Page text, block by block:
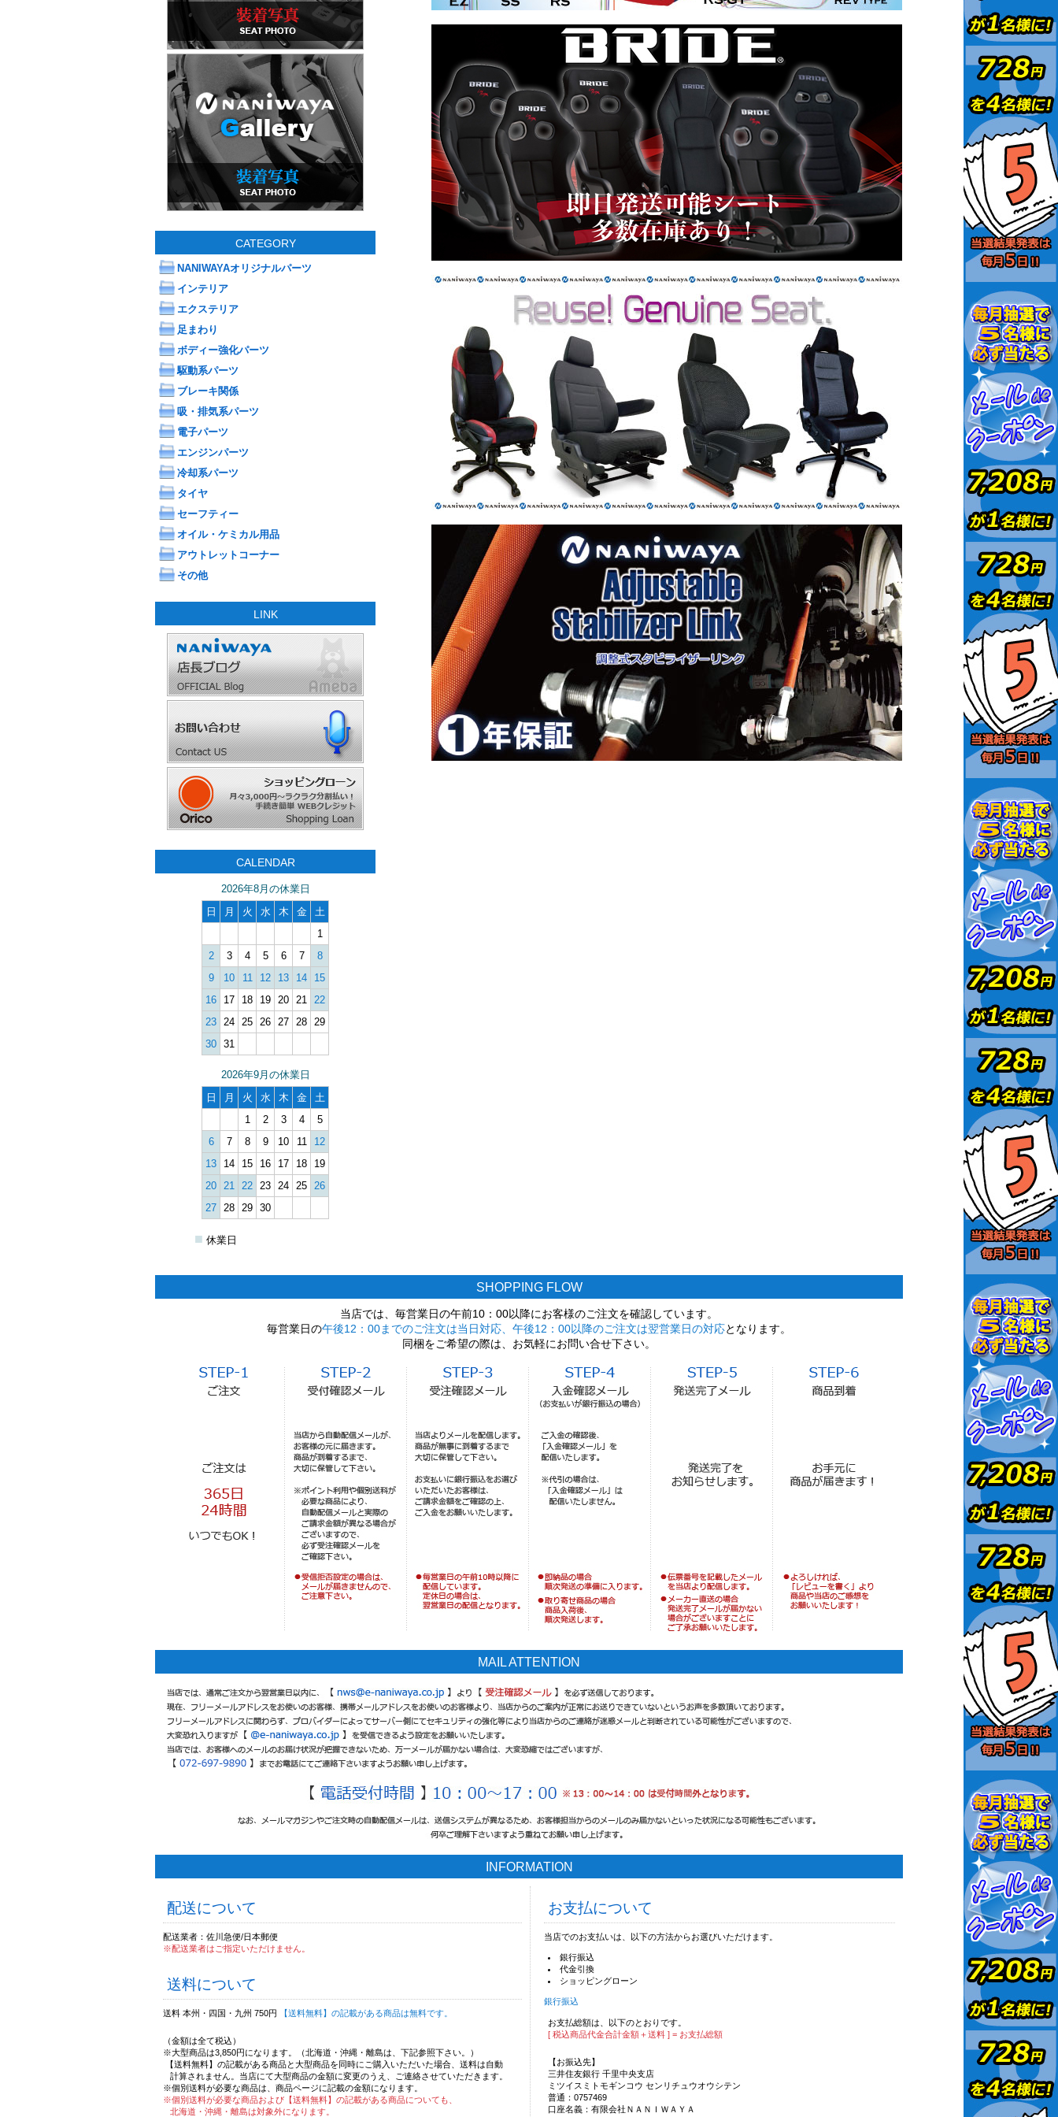
CATEGORY
NANIWAYAオリジナルパーツ
インテリア
エクステリア
足まわり
ボディー強化パーツ
駆動系パーツ
ブレーキ関係
吸・排気系パーツ
電子パーツ
エンジンパーツ
冷却系パーツ
タイヤ
セーフティー
オイル・ケミカル用品
アウトレットコーナー
その他
LINK
CALENDAR
2026年8月の休業日
日
月 火 水 木 金
土
1
2
3 4 5 6 7
8
9
10 11 12 13 14
15
16
17 18 19 20 21 22
23 24 25 26 27 28 29
30 31
2026年9月の休業日
日
月 火 水 木 金
土
1
2 3 4
5
6
7 8 9 10 11
12
13
14 15 16 17 18
19
20 21 22 23 24 25 26
27 28 29 30
■ 休業日
SHOPPING FLOW
当店では、毎営業日の午前10：00以降にお客様のご注文を確認しています。
毎営業日の午後12：00までのご注文は当日対応、午後12：00以降のご注文は翌営業日の対応となります。
同梱をご希望の際は、お気軽にお問い合せ下さい。
MAIL ATTENTION
INFORMATION
配送について
配送業者：佐川急便/日本郵便
※配送業者はご指定いただけません。
送料について
送料 本州・四国・九州 750円 【送料無料】の記載がある商品は無料です。
（金額は全て税込）
※大型商品は3,850円になります。（北海道・沖縄・離島は、下記参照下さい。）
【送料無料】の記載がある商品と大型商品を同時にご購入いただいた場合、送料は自動
計算されません。当店にて大型商品の金額に変更のうえ、ご連絡させていただきます。
※個別送料が必要な商品は、商品ページに記載の金額になります。
※個別送料が必要な商品および【送料無料】の記載がある商品についても、
北海道・沖縄・離島は対象外になります。
お支払について
当店でのお支払いは、以下の方法からお選びいただけます。
銀行振込
代金引換
ショッピングローン
銀行振込
お支払総額は、以下のとおりです。
[ 税込商品代金合計金額＋送料 ] = お支払総額
【お振込先】
三井住友銀行 千里中央支店
ミツイスミトモギンコウ センリチュウオウシテン
普通：0757469
口座名義：有限会社ＮＡＮＩＷＡＹＡ